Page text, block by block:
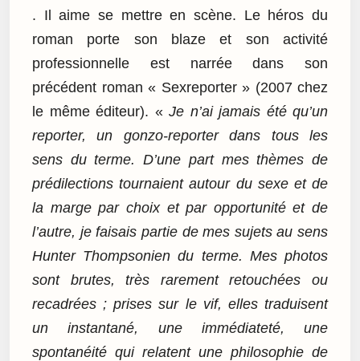
. Il aime se mettre en scène. Le héros du
roman porte son blaze et son activité
professionnelle est narrée dans son
précédent roman « Sexreporter » (2007 chez
le même éditeur). « Je n’ai jamais été qu’un
reporter, un gonzo-reporter dans tous les
sens du terme. D’une part mes thèmes de
prédilections tournaient autour du sexe et de
la marge par choix et par opportunité et de
l’autre, je faisais partie de mes sujets au sens
Hunter Thompsonien du terme. Mes photos
sont brutes, très rarement retouchées ou
recadrées ; prises sur le vif, elles traduisent
un instantané, une immédiateté, une
spontanéité qui relatent une philosophie de